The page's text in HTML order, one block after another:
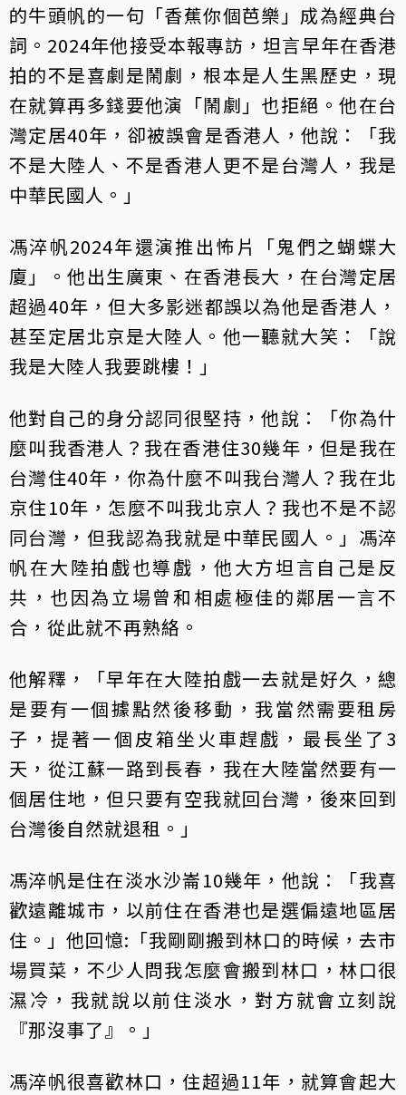
的牛頭帆的一句「香蕉你個芭樂」成為經典台
詞。2024年他接受本報專訪，坦言早年在香港
拍的不是喜劇是鬧劇，根本是人生黑歷史，現
在就算再多錢要他演「鬧劇」也拒絕。他在台
灣定居40年，卻被誤會是香港人，他說：「我
不是大陸人、不是香港人更不是台灣人，我是
中華民國人。」
馮淬帆2024年還演推出怖片「鬼們之蝴蝶大
廈」。他出生廣東、在香港長大，在台灣定居
超過40年，但大多影迷都誤以為他是香港人，
甚至定居北京是大陸人。他一聽就大笑：「說
我是大陸人我要跳樓！」
他對自己的身分認同很堅持，他說：「你為什
麼叫我香港人？我在香港住30幾年，但是我在
台灣住40年，你為什麼不叫我台灣人？我在北
京住10年，怎麼不叫我北京人？我也不是不認
同台灣，但我認為我就是中華民國人。」馮淬
帆在大陸拍戲也導戲，他大方坦言自己是反
共，也因為立場曾和相處極佳的鄰居一言不
合，從此就不再熟絡。
他解釋，「早年在大陸拍戲一去就是好久，總
是要有一個據點然後移動，我當然需要租房
子，提著一個皮箱坐火車趕戲，最長坐了3
天，從江蘇一路到長春，我在大陸當然要有一
個居住地，但只要有空我就回台灣，後來回到
台灣後自然就退租。」
馮淬帆是住在淡水沙崙10幾年，他說：「我喜
歡遠離城市，以前住在香港也是選偏遠地區居
住。」他回憶:「我剛剛搬到林口的時候，去市
場買菜，不少人問我怎麼會搬到林口，林口很
濕冷，我就說以前住淡水，對方就會立刻說
『那沒事了』。」
馮淬帆很喜歡林口，住超過11年，就算會起大